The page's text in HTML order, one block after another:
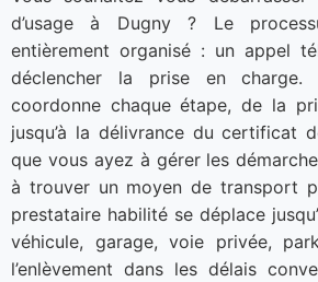
d’usage à Dugny ? Le
entièrement organisé : un appel
déclencher la prise en charge.
coordonne chaque étape, de la
jusqu’à la délivrance du certificat
que vous ayez à gérer les
à trouver un moyen de transport
prestataire habilité se déplace
véhicule, garage, voie privée,
l’enlèvement dans les délais